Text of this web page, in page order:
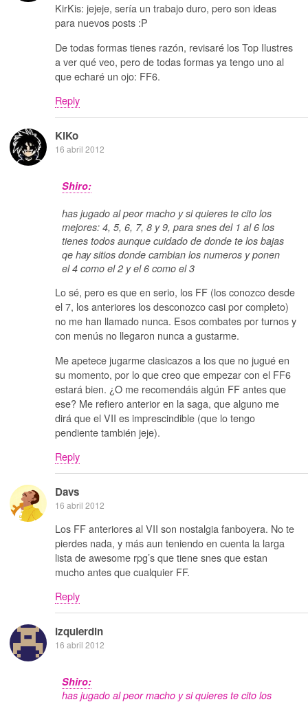
KirKis: jejeje, sería un trabajo duro, pero son ideas
para nuevos posts :P
De todas formas tienes razón, revisaré los Top Ilustres
a ver qué veo, pero de todas formas ya tengo uno al
que echaré un ojo: FF6.
Reply
KiKo
16 abril 2012
Shiro:
has jugado al peor macho y si quieres te cito los
mejores: 4, 5, 6, 7, 8 y 9, para snes del 1 al 6 los
tienes todos aunque cuidado de donde te los bajas
qe hay sitios donde cambian los numeros y ponen
el 4 como el 2 y el 6 como el 3
Lo sé, pero es que en serio, los FF (los conozco desde
el 7, los anteriores los desconozco casi por completo)
no me han llamado nunca. Esos combates por turnos y
con menús no llegaron nunca a gustarme.
Me apetece jugarme clasicazos a los que no jugué en
su momento, por lo que creo que empezar con el FF6
estará bien. ¿O me recomendáis algún FF antes que
ese? Me refiero anterior en la saga, que alguno me
dirá que el VII es imprescindible (que lo tengo
pendiente también jeje).
Reply
Davs
16 abril 2012
Los FF anteriores al VII son nostalgia fanboyera. No te
pierdes nada, y más aun teniendo en cuenta la larga
lista de awesome rpg’s que tiene snes que estan
mucho antes que cualquier FF.
Reply
Izquierdin
16 abril 2012
Shiro:
has jugado al peor macho y si quieres te cito los